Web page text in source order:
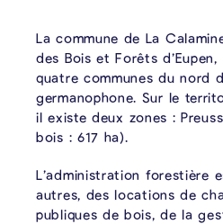
La commune de La
des Bois et Forêts
quatre communes du nord
germanophone. Sur le
il existe deux zones :
bois : 617 ha).
L’administration forestière
autres, des locations de
publiques de bois, de la